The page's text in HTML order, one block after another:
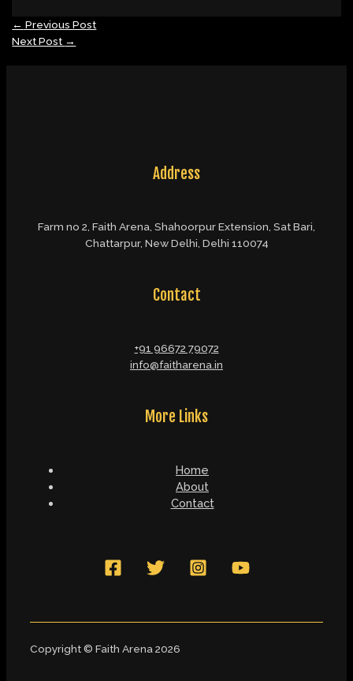
← Previous Post
Next Post →
Address
Farm no 2, Faith Arena, Shahoorpur Extension, Sat Bari,
Chattarpur, New Delhi, Delhi 110074
Contact
+91 96672 79072
info@faitharena.in
More Links
Home
About
Contact
Copyright © Faith Arena 2026